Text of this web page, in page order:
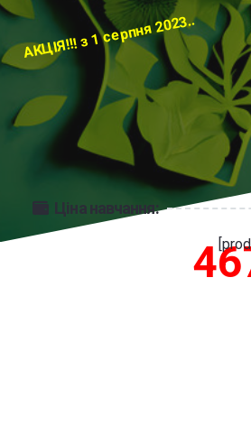
АКЦІЯ!!! з 1 серпня 2023..
Ціна навчання: